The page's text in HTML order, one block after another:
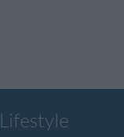
Lifestyle